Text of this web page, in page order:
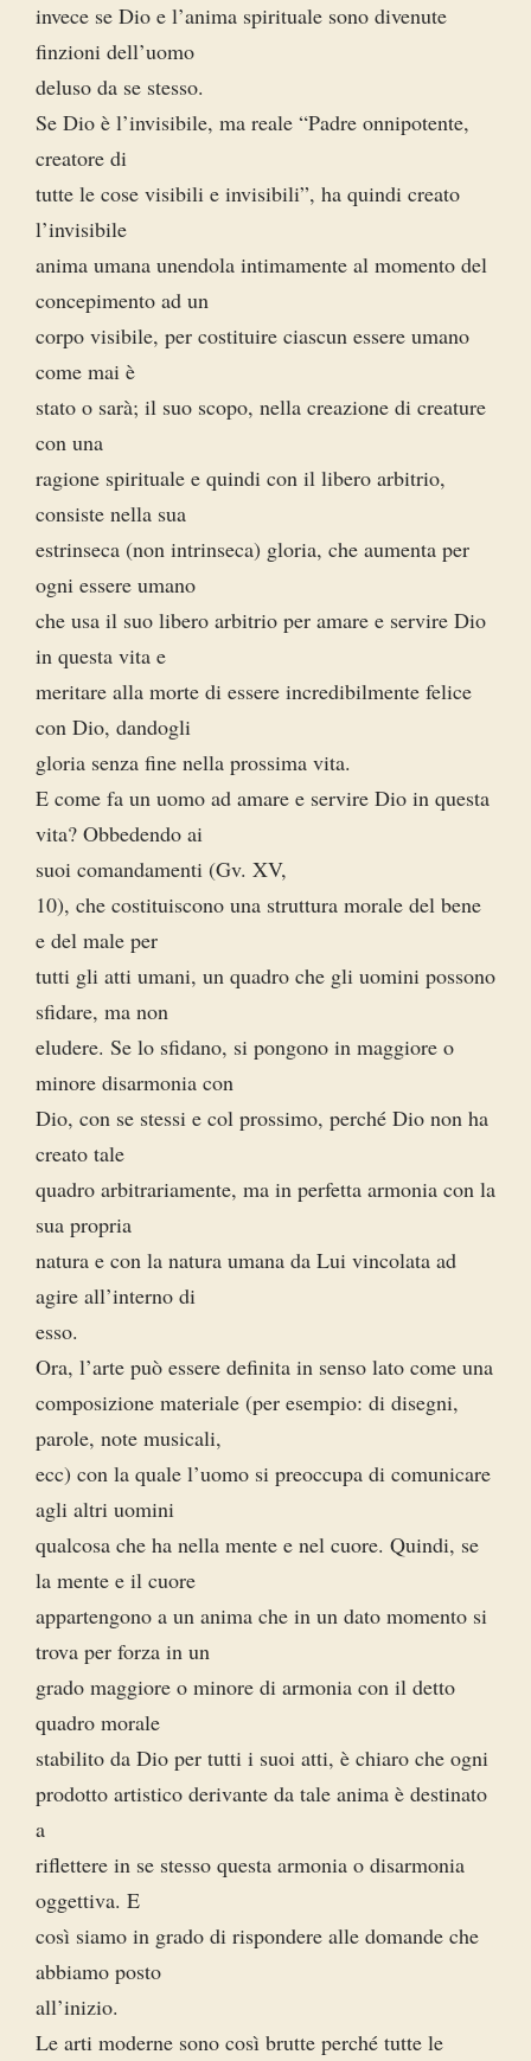
invece se Dio e l’anima spirituale sono divenute
finzioni dell’uomo
deluso da se stesso.
Se Dio è l’invisibile, ma reale “Padre onnipotente,
creatore di
tutte le cose visibili e invisibili”, ha quindi creato
l’invisibile
anima umana unendola intimamente al momento del
concepimento ad un
corpo visibile, per costituire ciascun essere umano
come mai è
stato o sarà; il suo scopo, nella creazione di creature
con una
ragione spirituale e quindi con il libero arbitrio,
consiste nella sua
estrinseca (non intrinseca) gloria, che aumenta per
ogni essere umano
che usa il suo libero arbitrio per amare e servire Dio
in questa vita e
meritare alla morte di essere incredibilmente felice
con Dio, dandogli
gloria senza fine nella prossima vita.
E come fa un uomo ad amare e servire Dio in questa
vita? Obbedendo ai
suoi comandamenti (Gv. XV,
10), che costituiscono una struttura morale del bene
e del male per
tutti gli atti umani, un quadro che gli uomini possono
sfidare, ma non
eludere. Se lo sfidano, si pongono in maggiore o
minore disarmonia con
Dio, con se stessi e col prossimo, perché Dio non ha
creato tale
quadro arbitrariamente, ma in perfetta armonia con la
sua propria
natura e con la natura umana da Lui vincolata ad
agire all’interno di
esso.
Ora, l’arte può essere definita in senso lato come una
composizione materiale (per esempio: di disegni,
parole, note musicali,
ecc) con la quale l’uomo si preoccupa di comunicare
agli altri uomini
qualcosa che ha nella mente e nel cuore. Quindi, se
la mente e il cuore
appartengono a un anima che in un dato momento si
trova per forza in un
grado maggiore o minore di armonia con il detto
quadro morale
stabilito da Dio per tutti i suoi atti, è chiaro che ogni
prodotto artistico derivante da tale anima è destinato
a
riflettere in se stesso questa armonia o disarmonia
oggettiva. E
così siamo in grado di rispondere alle domande che
abbiamo posto
all’inizio.
Le arti moderne sono così brutte perché tutte le